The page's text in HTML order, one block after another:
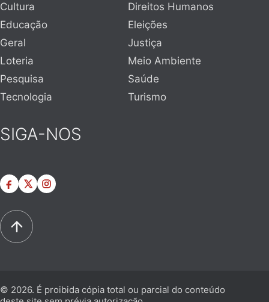
Cultura
Direitos Humanos
Educação
Eleições
Geral
Justiça
Loteria
Meio Ambiente
Pesquisa
Saúde
Tecnologia
Turismo
SIGA-NOS
© 2026. É proibida cópia total ou parcial do conteúdo